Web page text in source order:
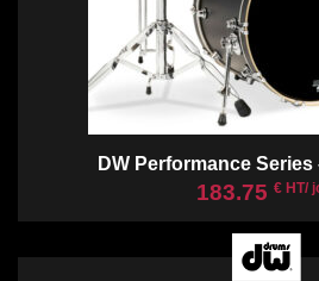
DW Performance
183.75 € HT/